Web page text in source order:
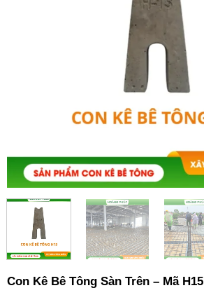
Con Kê Bê Tông Sàn Trên – Mã H15